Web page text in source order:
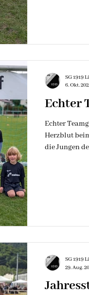
Echter
Echter
Herzblut
die Jungen
SG 1919
6. Okt.
SG 1919
29. Aug.